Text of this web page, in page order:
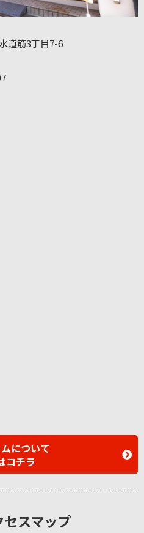
道筋3丁目7-6
について
コチラ
スマップ